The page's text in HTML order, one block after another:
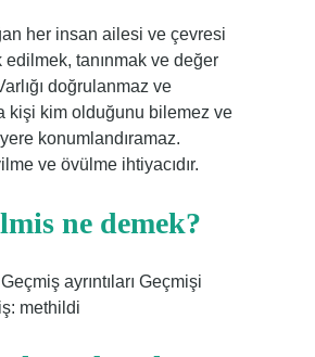
her insan ailesi ve çevresi
edilmek, tanınmak ve değer
doğrulanmaz ve
kişi kim olduğunu bilemez ve
konumlandıramaz.
ve övülme ihtiyacıdır.
ne demek?
ayrıntıları Geçmişi
methildi